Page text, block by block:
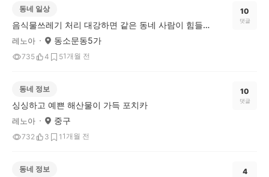
동네 일상
음식물쓰레기 처리 대강하면 같은 동네 사람이 힘들어요
레노아 동소문동5가
735 4 51개월 전
10
댓글
동네 정보
싱싱하고 예쁜 해산물이 가득 포치카
레노아 중구
732 3 1 1개월 전
10
댓글
동네 정보 4